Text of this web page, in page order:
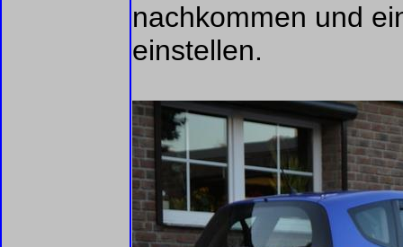
nachkommen und
einstellen.